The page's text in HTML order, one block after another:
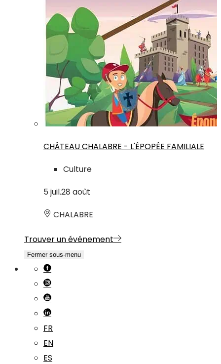
CHÂTEAU CHALABRE - L'ÉPOPÉE FAMILIALE
Culture
5 juil.28 août
CHALABRE
Trouver un événement
Fermer sous-menu
FR
EN
ES